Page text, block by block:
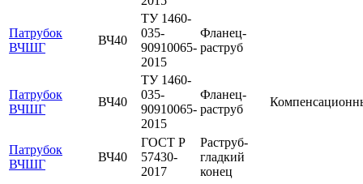
Патрубок
ВЧШГ
ВЧ40
ТУ 1460-
035-
90910065-
2015
Фланец-
раструб
Патрубок
ВЧШГ
ВЧ40
ТУ 1460-
035-
90910065-
2015
Фланец-
раструб
Патрубок
ВЧШГ
ВЧ40
ГОСТ Р
57430-
2017
Раструб-
гладкий
конец